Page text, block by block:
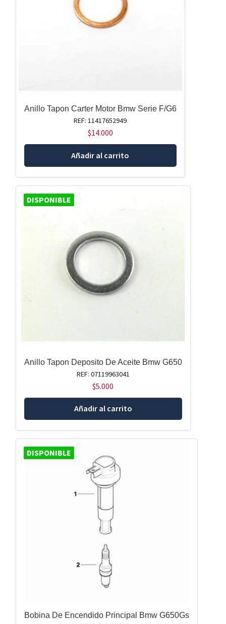
Anillo Tapon Carter Motor Bmw Serie F/G6
REF: 11417652949
$14.000
Añadir al carrito
DISPONIBLE
Anillo Tapon Deposito De Aceite Bmw G650
REF: 07119963041
$5.000
Añadir al carrito
DISPONIBLE
Bobina De Encendido Principal Bmw G650Gs